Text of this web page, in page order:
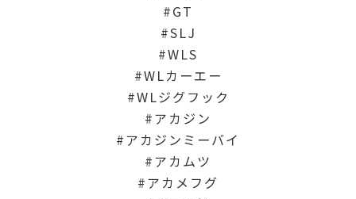
GT
SLJ
WLS
WLカーエー
WLジグフック
アカジン
アカジンミーバイ
アカムツ
アカメフグ